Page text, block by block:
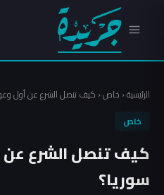
الرئيسية‹ خاص‹ كيف تنصل الشرع عن أول
خاص
كيف تنصل الشرع عن
سوريا؟